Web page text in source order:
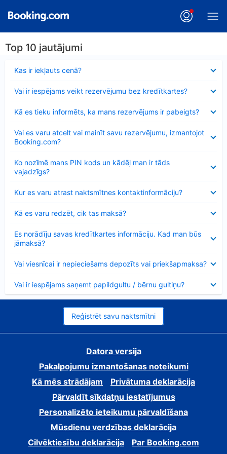
Top 10 jautājumi
Kas ir iekļauts cenā?
Vai ir iespējams veikt rezervējumu bez kredītkartes?
Kā es tieku informēts, ka mans rezervējums ir pabeigts?
Vai es varu atcelt vai mainīt savu rezervējumu, izmantojot
Booking.com?
Ko nozīmē mans PIN kods un kādēļ man ir tāds
vajadzīgs?
Kur es varu atrast naktsmītnes kontaktinformāciju?
Kā es varu redzēt, cik tas maksā?
Es norādīju savas kredītkartes informāciju. Kad man būs
jāmaksā?
Vai viesnīcai ir nepieciešams depozīts vai priekšapmaksa?
Vai ir iespējams saņemt papildgultu / bērnu gultiņu?
Reģistrēt savu naktsmītni
Datora versija
Pakalpojumu izmantošanas noteikumi
Kā mēs strādājam
Privātuma deklarācija
Pārvaldīt sīkdatņu iestatījumus
Personalizēto ieteikumu pārvaldīšana
Mūsdienu verdzības deklarācija
Cilvēktiesību deklarācija
Par Booking.com